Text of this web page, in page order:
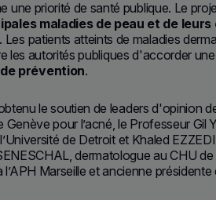
une priorité de santé publique. Le
maladies de peau et de
. Les patients atteints de maladies
les autorités publiques d'accorder
prévention.
le soutien de leaders d'opinion
Genève pour l’acné, le Professeur
de Detroit et Khaled
dermatologue au CHU
Marseille et ancienne présidente